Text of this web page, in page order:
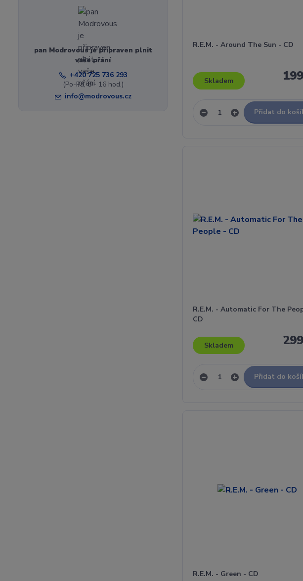
R.E.M. - Around The Sun - CD
Skladem
Přidat do
R.E.M. - Automatic For The
CD
Skladem
Přidat do
R.E.M. - Green - CD
pan Modrovous je připraven plnit
vaše přání
+420 725 736 293
(Po-Pá, 8 - 16 hod.)
info@modrovous.cz